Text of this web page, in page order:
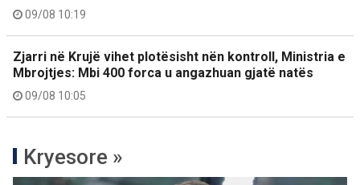
09/08 10:19
Zjarri në Krujë vihet plotësisht nën kontroll, Ministria e
Mbrojtjes: Mbi 400 forca u angazhuan gjatë natës
09/08 10:05
Kryesore »